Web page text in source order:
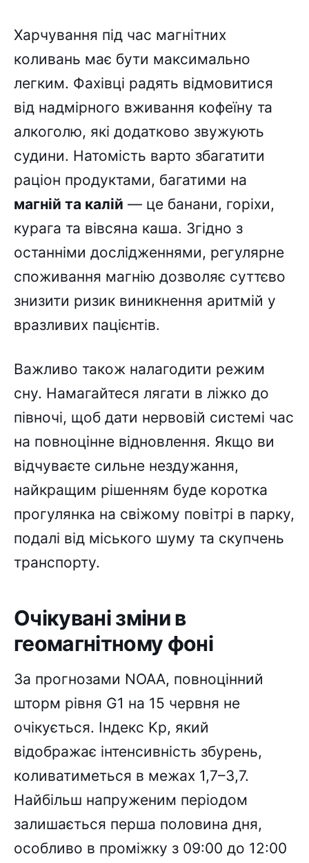
Харчування під час магнітних
коливань має бути максимально
легким. Фахівці радять відмовитися
від надмірного вживання кофеїну та
алкоголю, які додатково звужують
судини. Натомість варто збагатити
раціон продуктами, багатими на
магній та калій — це банани, горіхи,
курага та вівсяна каша. Згідно з
останніми дослідженнями, регулярне
споживання магнію дозволяє суттєво
знизити ризик виникнення аритмій у
вразливих пацієнтів.
Важливо також налагодити режим
сну. Намагайтеся лягати в ліжко до
півночі, щоб дати нервовій системі час
на повноцінне відновлення. Якщо ви
відчуваєте сильне нездужання,
найкращим рішенням буде коротка
прогулянка на свіжому повітрі в парку,
подалі від міського шуму та скупчень
транспорту.
Очікувані зміни в
геомагнітному фоні
За прогнозами NOAA, повноцінний
шторм рівня G1 на 15 червня не
очікується. Індекс Kp, який
відображає інтенсивність збурень,
коливатиметься в межах 1,7–3,7.
Найбільш напруженим періодом
залишається перша половина дня,
особливо в проміжку з 09:00 до 12:00